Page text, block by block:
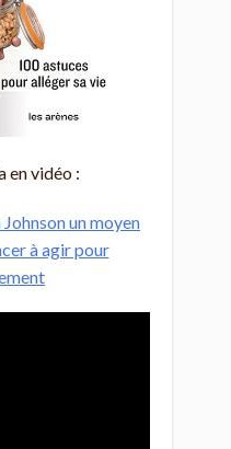
en vidéo :
un moyen
à agir pour